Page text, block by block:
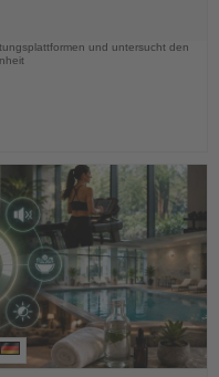
und untersucht den